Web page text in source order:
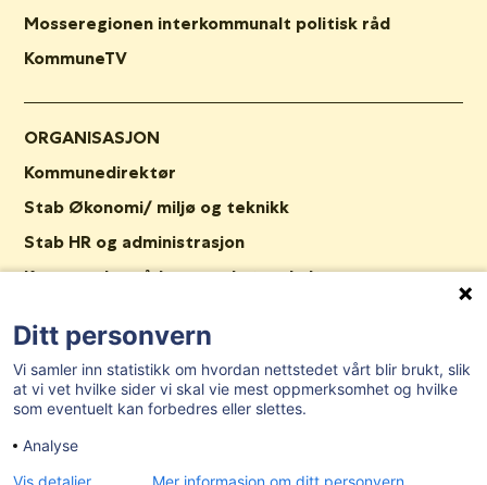
Mosseregionen interkommunalt politisk råd
KommuneTV
ORGANISASJON
Kommunedirektør
Stab Økonomi/ miljø og teknikk
Stab HR og administrasjon
Kommunalområde oppvekst og kultur
Stab Plan og samfunn
Nav Våler
Ledige stillinger
Tilgjengelighetserklæring
Ditt personvern
Vi samler inn statistikk om hvordan nettstedet vårt blir brukt, slik
at vi vet hvilke sider vi skal vie mest oppmerksomhet og hvilke
som eventuelt kan forbedres eller slettes.
Analyse
Vis detaljer
Mer informasjon om ditt personvern